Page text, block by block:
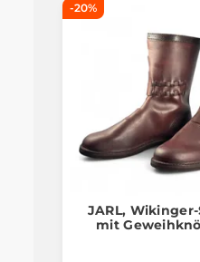
-20%
JARL,
mit